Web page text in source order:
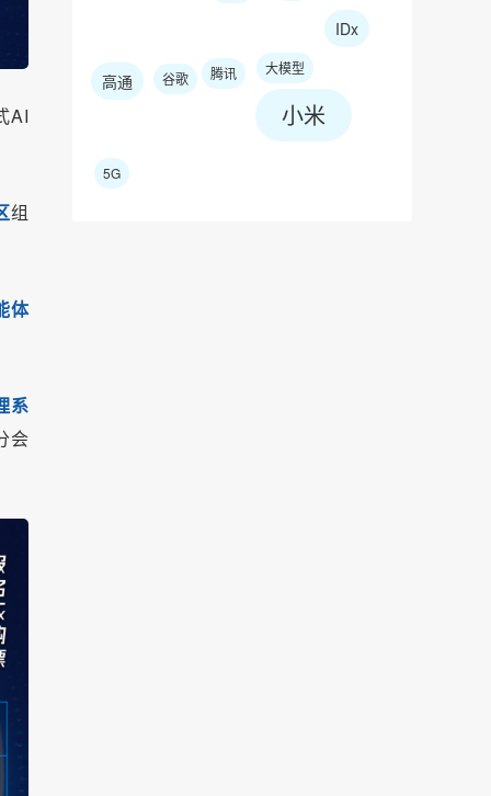
IDx
高通 谷歌 腾讯 大模型
小米
5G
AI
组
体
系
会